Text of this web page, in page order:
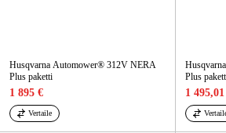
Husqvarna Automower® 312V NERA
Plus paketti
1 895 €
Vertaile
Plus
1